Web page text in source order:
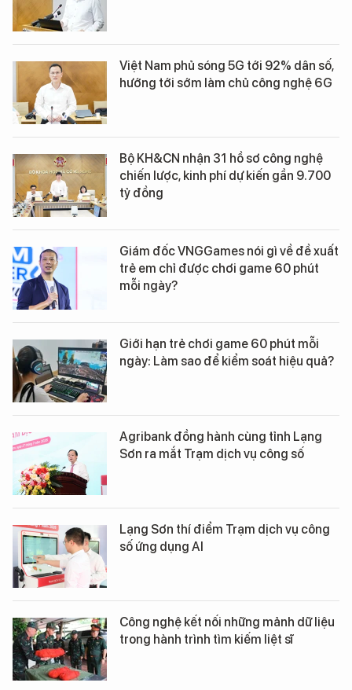
Việt Nam phủ sóng 5G tới 92% dân số,
hướng tới sớm làm chủ công nghệ 6G
Bộ KH&CN nhận 31 hồ sơ công nghệ
chiến lược, kinh phí dự kiến gần 9.700
tỷ đồng
Giám đốc VNGGames nói gì về đề xuất
trẻ em chỉ được chơi game 60 phút
mỗi ngày?
Giới hạn trẻ chơi game 60 phút mỗi
ngày: Làm sao để kiểm soát hiệu quả?
Agribank đồng hành cùng tỉnh Lạng
Sơn ra mắt Trạm dịch vụ công số
Lạng Sơn thí điểm Trạm dịch vụ công
số ứng dụng AI
Công nghệ kết nối những mảnh dữ liệu
trong hành trình tìm kiếm liệt sĩ